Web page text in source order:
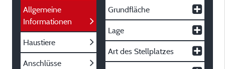
Allgemeine
Informationen
Haustiere
Anschlüsse
Grundfläche
Lage
Art des Stellplatzes